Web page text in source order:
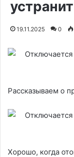
19.11.2025 0
Рассказываем о
Хорошо, когда